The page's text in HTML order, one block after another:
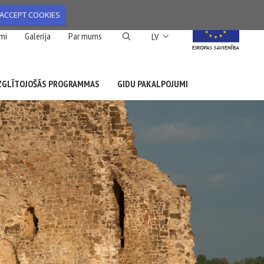
COOKIES
LV List additional actions
Galerija Par mums
PROGRAMMAS GIDU PAKALPOJUMI